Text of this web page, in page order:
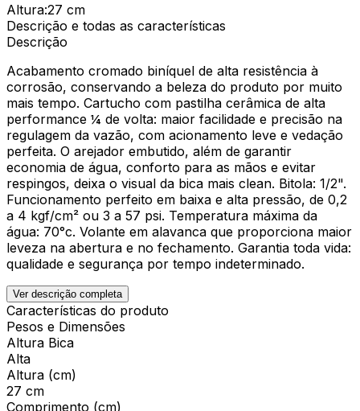
Altura:27 cm
Descrição e todas as características
Descrição
Acabamento cromado biníquel de alta resistência à
corrosão, conservando a beleza do produto por muito
mais tempo. Cartucho com pastilha cerâmica de alta
performance ¼ de volta: maior facilidade e precisão na
regulagem da vazão, com acionamento leve e vedação
perfeita. O arejador embutido, além de garantir
economia de água, conforto para as mãos e evitar
respingos, deixa o visual da bica mais clean. Bitola: 1/2".
Funcionamento perfeito em baixa e alta pressão, de 0,2
a 4 kgf/cm² ou 3 a 57 psi. Temperatura máxima da
água: 70°c. Volante em alavanca que proporciona maior
leveza na abertura e no fechamento. Garantia toda vida:
qualidade e segurança por tempo indeterminado.
Ver descrição completa
Características do produto
Pesos e Dimensões
Altura Bica
Alta
Altura (cm)
27 cm
Comprimento (cm)